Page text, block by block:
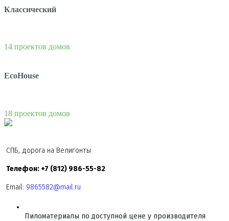
Классический
14 проектов домов
EcoHouse
18 проектов домов
СПБ, дорога на Велигонты
Телефон: +7 (812) 986-55-82
Email: 9865582@mail.ru
Пиломатериалы по доступной цене у производителя